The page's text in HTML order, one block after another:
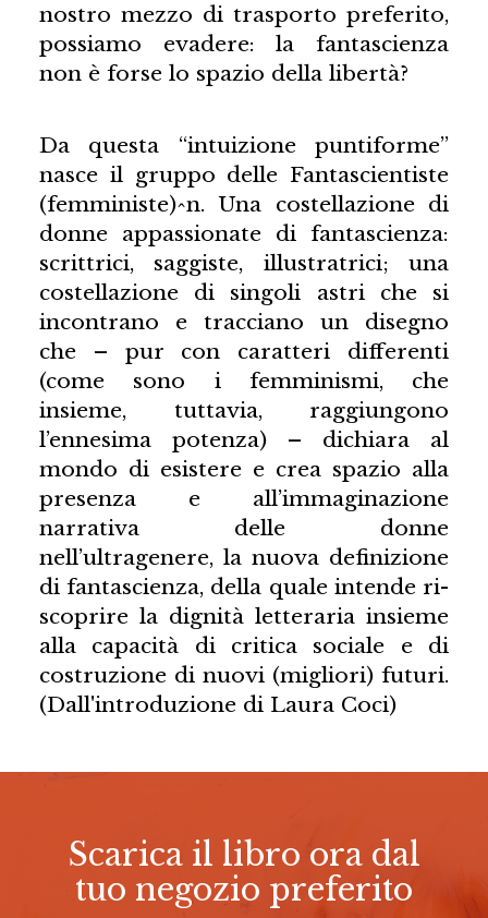
nostro mezzo di trasporto preferito,
possiamo evadere: la fantascienza
non è forse lo spazio della libertà?
Da questa “intuizione puntiforme”
nasce il gruppo delle Fantascientiste
(femministe)^n. Una costellazione di
donne appassionate di fantascienza:
scrittrici, saggiste, illustratrici; una
costellazione di singoli astri che si
incontrano e tracciano un disegno
che – pur con caratteri differenti
(come sono i femminismi, che
insieme, tuttavia, raggiungono
l’ennesima potenza) – dichiara al
mondo di esistere e crea spazio alla
presenza e all’immaginazione
narrativa delle donne
nell’ultragenere, la nuova definizione
di fantascienza, della quale intende ri-
scoprire la dignità letteraria insieme
alla capacità di critica sociale e di
costruzione di nuovi (migliori) futuri.
(Dall'introduzione di Laura Coci)
Scarica il libro ora dal
tuo negozio preferito